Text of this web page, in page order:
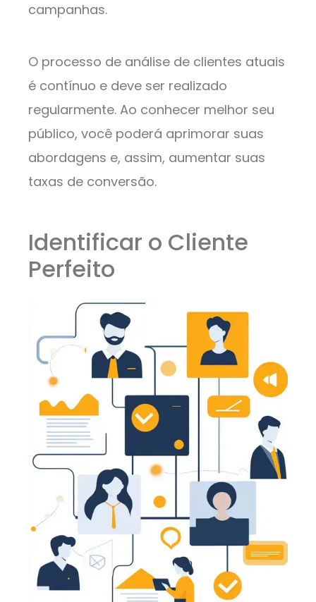
campanhas.
O processo de análise de clientes atuais
é contínuo e deve ser realizado
regularmente. Ao conhecer melhor seu
público, você poderá aprimorar suas
abordagens e, assim, aumentar suas
taxas de conversão.
Identificar o Cliente
Perfeito